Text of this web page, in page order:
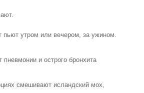
пьют утром или вечером, за ужином.
и острого бронхита
смешивают исландский мох,